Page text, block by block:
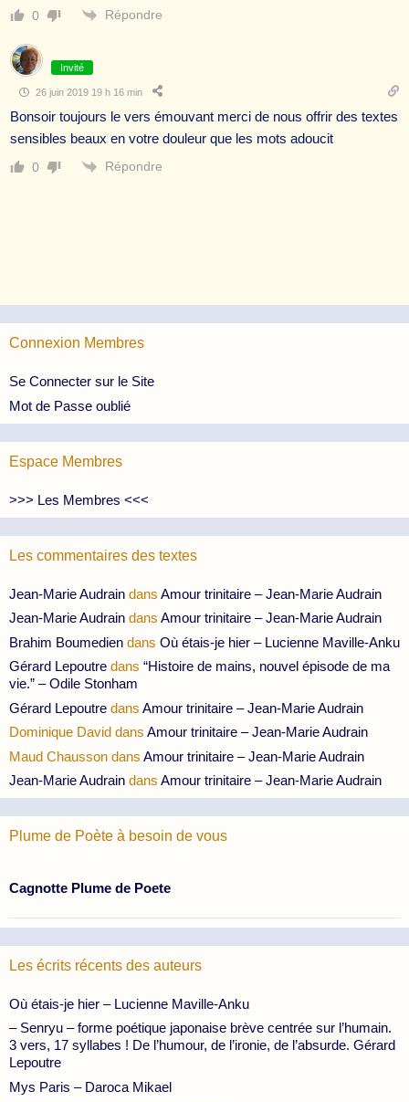
0 Répondre
Invité
26 juin 2019 19 h 16 min
Bonsoir toujours le vers émouvant merci de nous offrir des textes
sensibles beaux en votre douleur que les mots adoucit
0 Répondre
Connexion Membres
Se Connecter sur le Site
Mot de Passe oublié
Espace Membres
>>> Les Membres <<<
Les commentaires des textes
Jean-Marie Audrain dans Amour trinitaire – Jean-Marie Audrain
Jean-Marie Audrain dans Amour trinitaire – Jean-Marie Audrain
Brahim Boumedien dans Où étais-je hier – Lucienne Maville-Anku
Gérard Lepoutre dans “Histoire de mains, nouvel épisode de ma
vie.” – Odile Stonham
Gérard Lepoutre dans Amour trinitaire – Jean-Marie Audrain
Dominique David dans Amour trinitaire – Jean-Marie Audrain
Maud Chausson dans Amour trinitaire – Jean-Marie Audrain
Jean-Marie Audrain dans Amour trinitaire – Jean-Marie Audrain
Plume de Poète à besoin de vous
Cagnotte Plume de Poete
Les écrits récents des auteurs
Où étais-je hier – Lucienne Maville-Anku
– Senryu – forme poétique japonaise brève centrée sur l’humain.
3 vers, 17 syllabes ! De l’humour, de l’ironie, de l’absurde. Gérard
Lepoutre
Mys Paris – Daroca Mikael